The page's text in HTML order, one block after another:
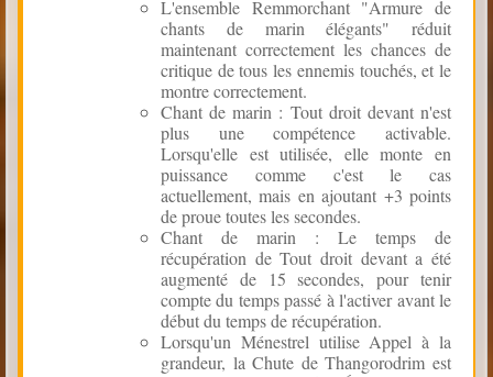
L'ensemble Remmorchant "Armure de
chants de marin élégants" réduit
maintenant correctement les chances de
critique de tous les ennemis touchés, et le
montre correctement.
Chant de marin : Tout droit devant n'est
plus une compétence activable.
Lorsqu'elle est utilisée, elle monte en
puissance comme c'est le cas
actuellement, mais en ajoutant +3 points
de proue toutes les secondes.
Chant de marin : Le temps de
récupération de Tout droit devant a été
augmenté de 15 secondes, pour tenir
compte du temps passé à l'activer avant le
début du temps de récupération.
Lorsqu'un Ménestrel utilise Appel à la
grandeur, la Chute de Thangorodrim est